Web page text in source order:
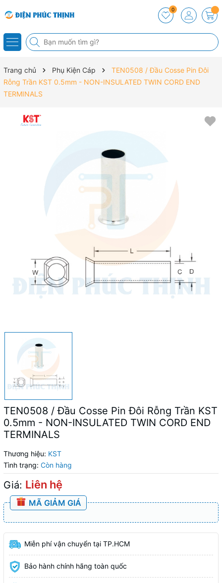
0
Trang chủ Phụ Kiện Cáp
TEN0508 / Đầu Cosse Pin Đôi
Rỗng Trần KST 0.5mm - NON-INSULATED TWIN CORD END
TERMINALS
TEN0508 / Đầu Cosse Pin Đôi Rỗng Trần KST
0.5mm - NON-INSULATED TWIN CORD END
TERMINALS
Thương hiệu: KST
Tình trạng: Còn hàng
Giá: Liên hệ
MÃ GIẢM GIÁ
Miễn phí vận chuyển tại TP.HCM
Bảo hành chính hãng toàn quốc